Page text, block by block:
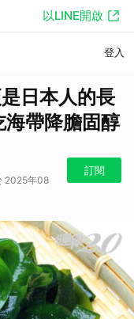
以LINE開啟
登入
日本人的長
帶降膽固醇
2025年08
訂閱